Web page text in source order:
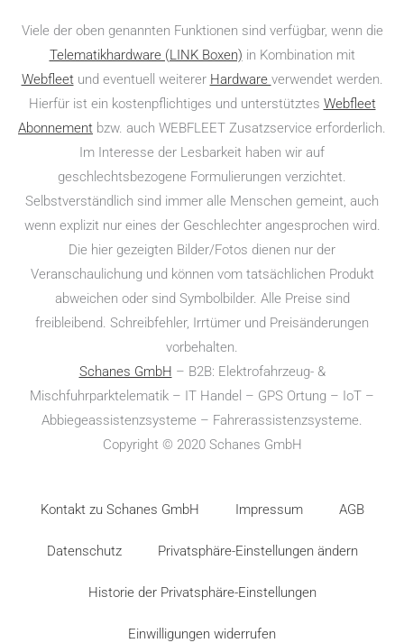
Viele der oben genannten Funktionen sind verfügbar, wenn die
Telematikhardware (LINK Boxen) in Kombination mit
Webfleetund eventuell weiterer Hardware verwendet werden.
Hierfür ist ein kostenpflichtiges und unterstütztes Webfleet
Abonnement bzw. auch WEBFLEET Zusatzservice erforderlich.
Im Interesse der Lesbarkeit haben wir auf
geschlechtsbezogene Formulierungen verzichtet.
Selbstverständlich sind immer alle Menschen gemeint, auch
wenn explizit nur eines der Geschlechter angesprochen wird.
Die hier gezeigten Bilder/Fotos dienen nur der
Veranschaulichung und können vom tatsächlichen Produkt
abweichen oder sind Symbolbilder. Alle Preise sind
freibleibend. Schreibfehler, Irrtümer und Preisänderungen
vorbehalten.
Schanes GmbH – B2B: Elektro­fahr­zeug- &
Mischfuhrparktelematik – IT Handel – GPS Ortung – IoT –
Abbiegeassistenzsysteme – Fahrerassistenzsysteme.
Copyright © 2020 Schanes GmbH
Kontakt zu Schanes GmbH Impressum AGB
Datenschutz Privatsphäre-Einstellungen ändern
Historie der Privatsphäre-Einstellungen
Einwilligungen widerrufen